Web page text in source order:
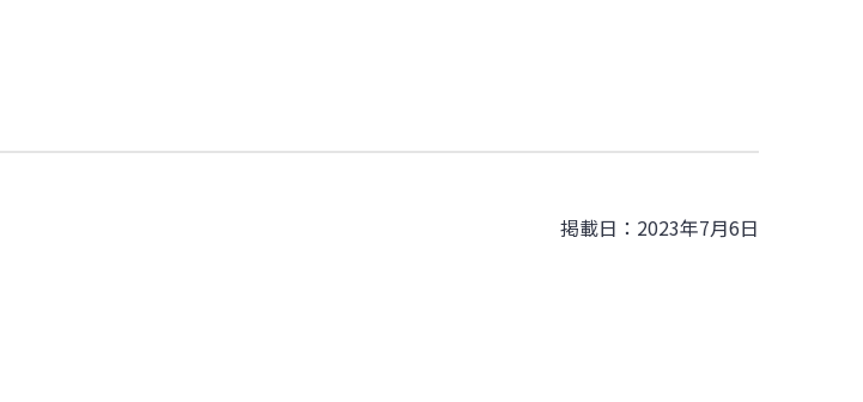
掲載日：2023年7月6日